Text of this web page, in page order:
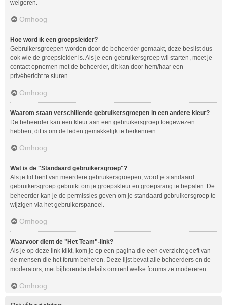
weigeren.
Omhoog
Hoe word ik een groepsleider?
Gebruikersgroepen worden door de beheerder gemaakt, deze beslist dus
ook wie de groepsleider is. Als je een gebruikersgroep wil starten, moet je
contact opnemen met de beheerder, dit kan door hem/haar een
privébericht te sturen.
Omhoog
Waarom staan verschillende gebruikersgroepen in een andere kleur?
De beheerder kan een kleur aan een gebruikersgroep toegewezen
hebben, dit is om de leden gemakkelijk te herkennen.
Omhoog
Wat is de "Standaard gebruikersgroep"?
Als je lid bent van meerdere gebruikersgroepen, word je standaard
gebruikersgroep gebruikt om je groepskleur en groepsrang te bepalen. De
beheerder kan je de permissies geven om je standaard gebruikersgroep te
wijzigen via het gebruikerspaneel.
Omhoog
Waarvoor dient de "Het Team"-link?
Als je op deze link klikt, kom je op een pagina die een overzicht geeft van
de mensen die het forum beheren. Deze lijst bevat alle beheerders en de
moderators, met bijhorende details omtrent welke forums ze modereren.
Omhoog